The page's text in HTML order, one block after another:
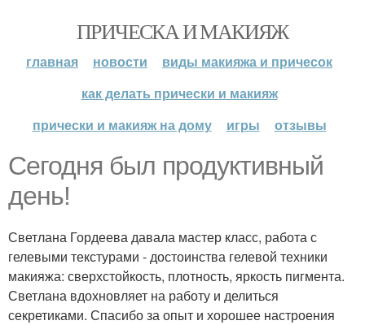
ПРИЧЕСКА И МАКИЯЖ
главная новости
виды макияжа и причесок
как делать прически и макияж
прически и макияж на дому
игры отзывы
Сегодня был продуктивный
день!
Светлана Гордеева давала мастер класс, работа с
гелевыми текстурами - достоинства гелевой техники
макияжа: сверхстойкость, плотность, яркость пигмента.
Светлана вдохновляет на работу и делиться
секретиками. Спасибо за опыт и хорошее настроения